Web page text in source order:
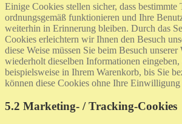
Einige Cookies stellen sicher, dass bestimmte
ordnungsgemäß funktionieren und Ihre
weiterhin in Erinnerung bleiben. Durch das
Cookies erleichtern wir Ihnen den Besuch
diese Weise müssen Sie beim Besuch unserer
wiederholt dieselben Informationen
beispielsweise in Ihrem Warenkorb, bis Sie
können diese Cookies ohne Ihre Einwilligung
5.2 Marketing- / Tracking-Cookies